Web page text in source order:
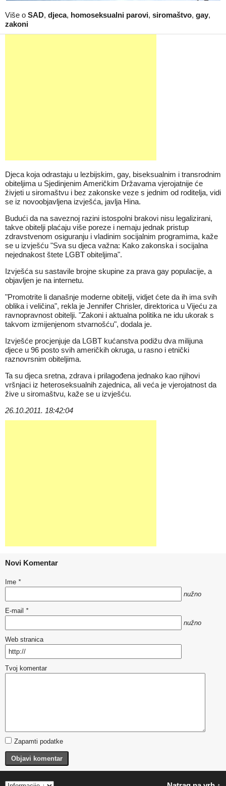
Više o SAD, djeca, homoseksualni parovi, siromaštvo, gay,
zakoni
Djeca koja odrastaju u lezbijskim, gay, biseksualnim i transrodnim
obiteljima u Sjedinjenim Američkim Državama vjerojatnije će
živjeti u siromaštvu i bez zakonske veze s jednim od roditelja, vidi
se iz novoobjavljena izvješća, javlja Hina.
Budući da na saveznoj razini istospolni brakovi nisu legalizirani,
takve obitelji plaćaju više poreze i nemaju jednak pristup
zdravstvenom osiguranju i vladinim socijalnim programima, kaže
se u izvješću "Sva su djeca važna: Kako zakonska i socijalna
nejednakost štete LGBT obiteljima".
Izvješća su sastavile brojne skupine za prava gay populacije, a
objavljen je na internetu.
"Promotrite li današnje moderne obitelji, vidjet ćete da ih ima svih
oblika i veličina", rekla je Jennifer Chrisler, direktorica u Vijeću za
ravnopravnost obitelji. "Zakoni i aktualna politika ne idu ukorak s
takvom izmijenjenom stvarnošću", dodala je.
Izvješće procjenjuje da LGBT kućanstva podižu dva milijuna
djece u 96 posto svih američkih okruga, u rasno i etnički
raznovrsnim obiteljima.
Ta su djeca sretna, zdrava i prilagođena jednako kao njihovi
vršnjaci iz heteroseksualnih zajednica, ali veća je vjerojatnost da
žive u siromaštvu, kaže se u izvješću.
26.10.2011. 18:42:04
Novi Komentar
Ime *
nužno
E-mail *
nužno
Web stranica
Tvoj komentar
Zapamti podatke
Objavi komentar